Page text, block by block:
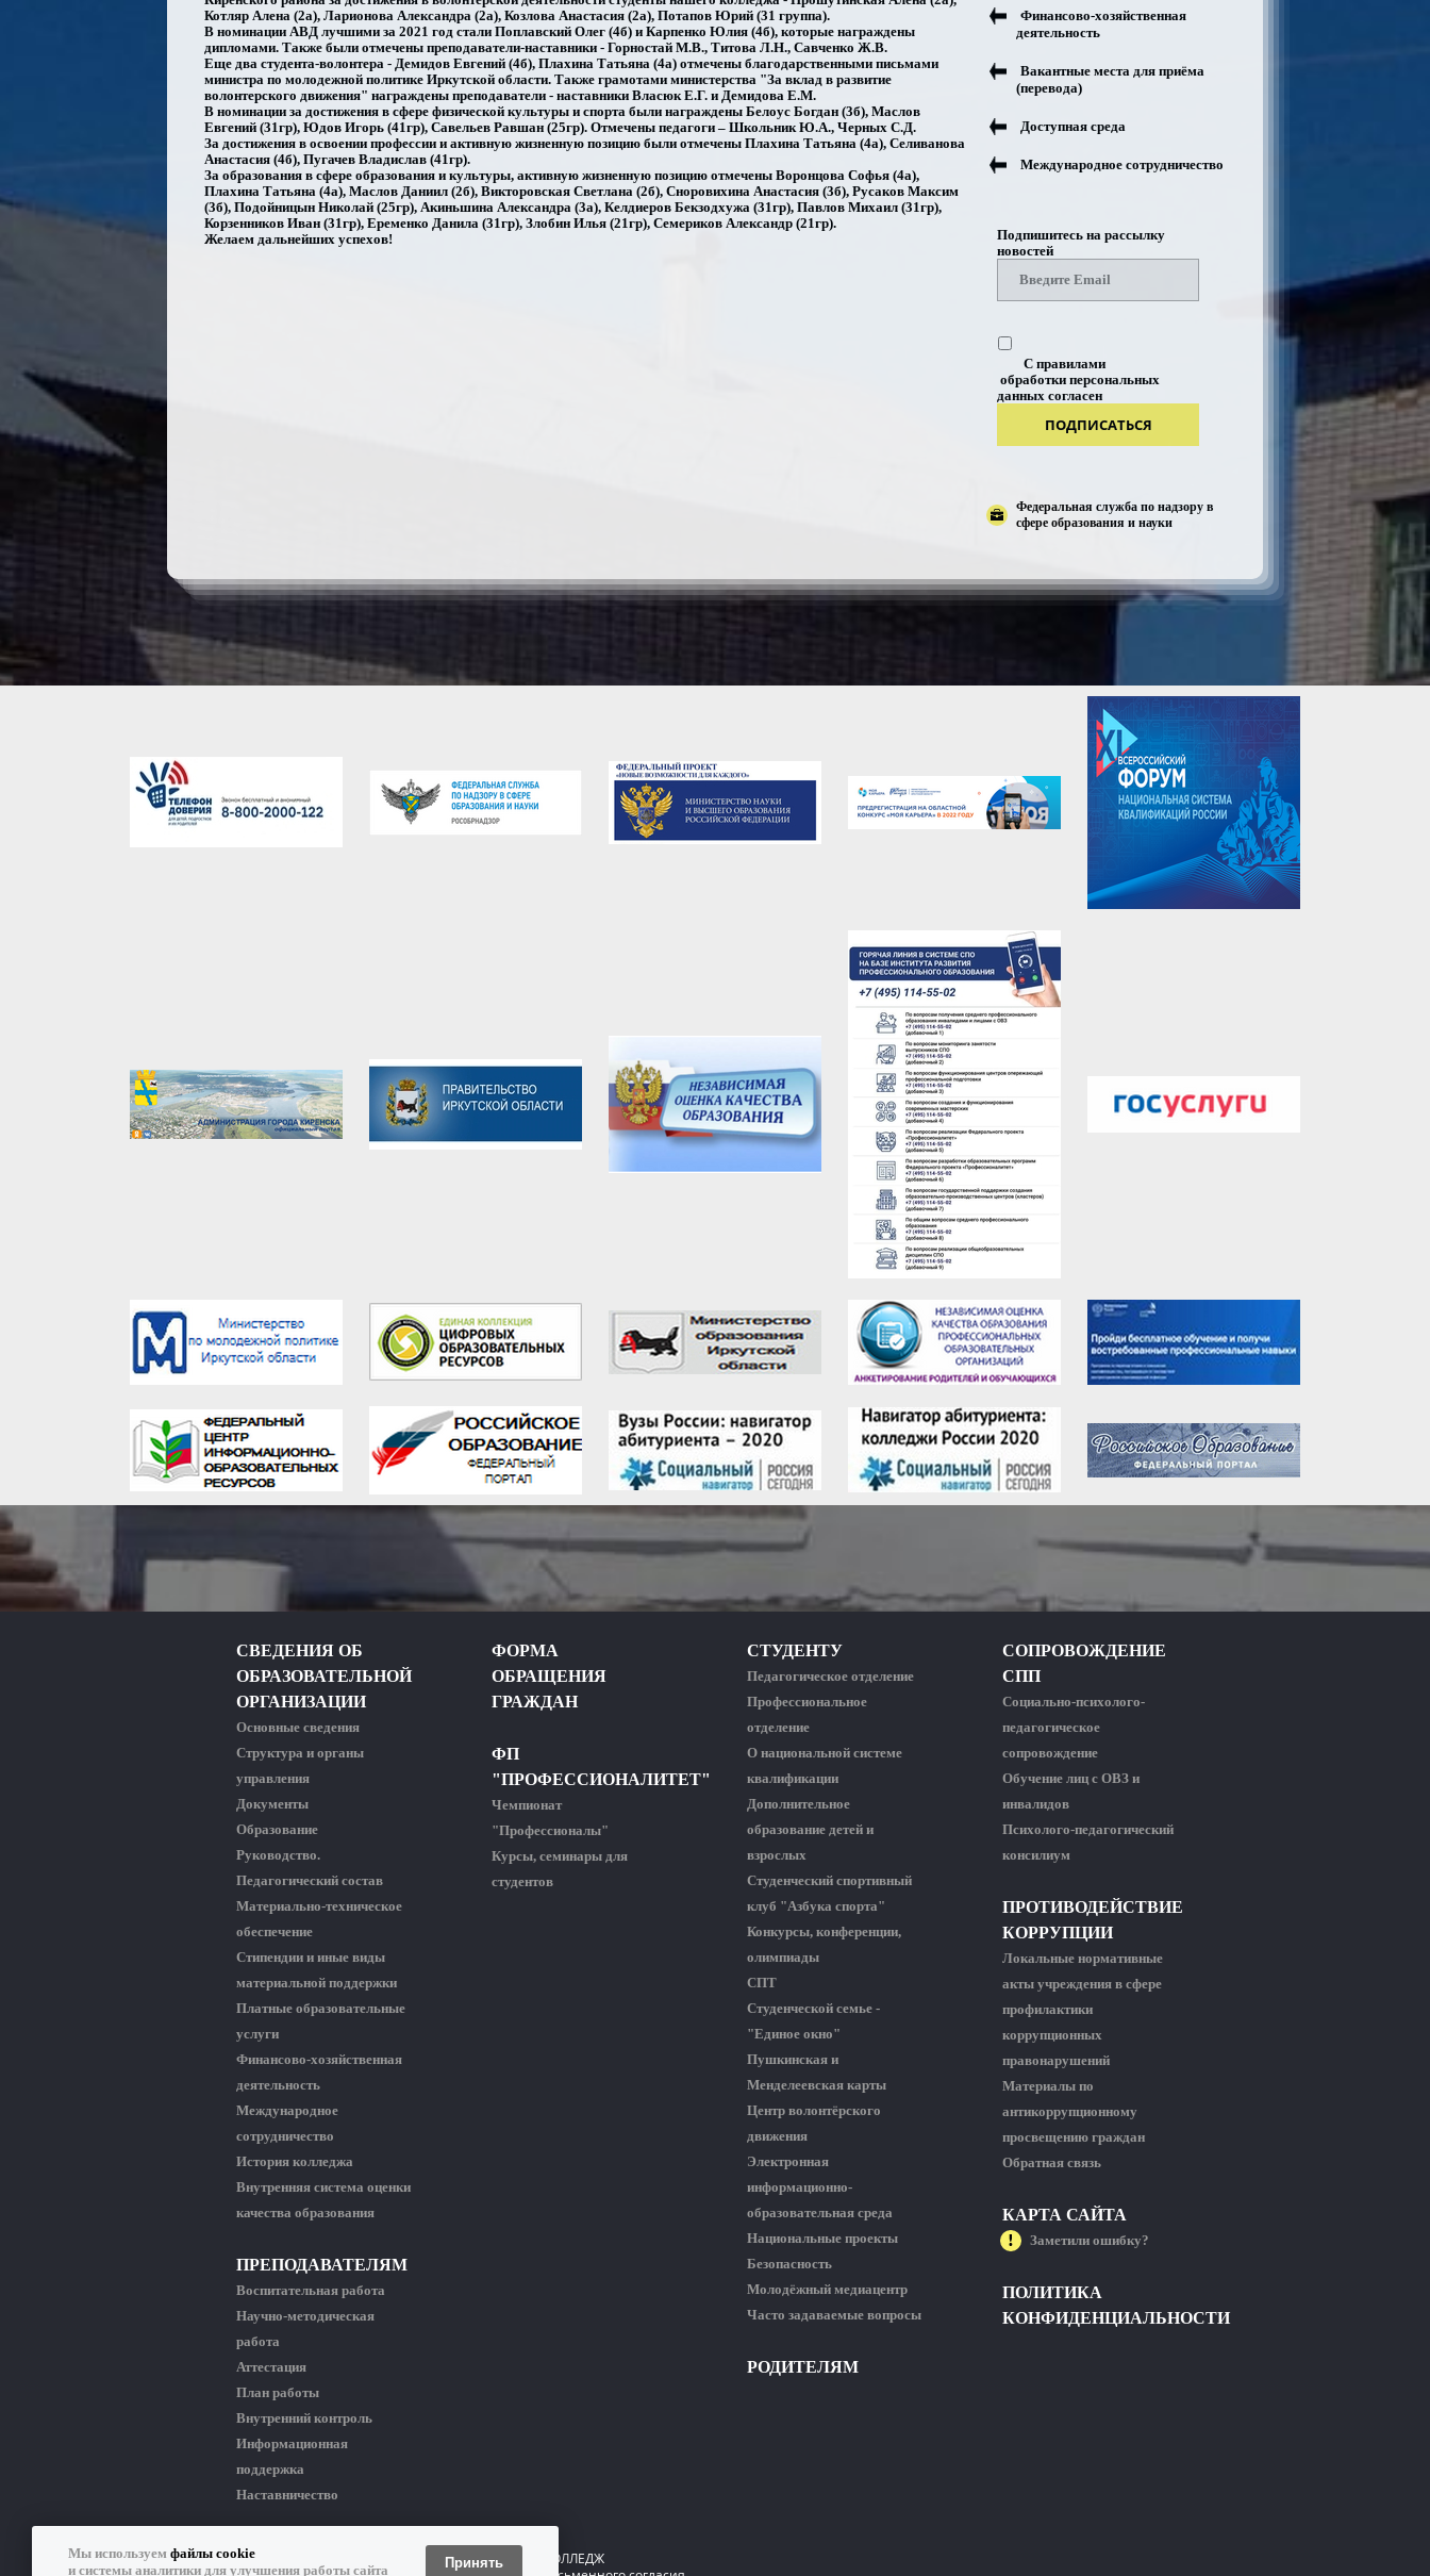
Котляр Алена (2а), Ларионова Александра (2а), Козлова Анастасия (2а), Потапов Юрий (31 группа).
В номинации АВД лучшими за 2021 год стали Поплавский Олег (4б) и Карпенко Юлия (4б), которые награждены
дипломами. Также были отмечены преподаватели-наставники - Горностай М.В., Титова Л.Н., Савченко Ж.В.
Еще два студента-волонтера - Демидов Евгений (4б), Плахина Татьяна (4а) отмечены благодарственными письмами
министра по молодежной политике Иркутской области. Также грамотами министерства "За вклад в развитие
волонтерского движения" награждены преподаватели - наставники Власюк Е.Г. и Демидова Е.М.
В номинации за достижения в сфере физической культуры и спорта были награждены Белоус Богдан (3б), Маслов
Евгений (31гр), Юдов Игорь (41гр), Савельев Равшан (25гр). Отмечены педагоги – Школьник Ю.А., Черных С.Д.
За достижения в освоении профессии и активную жизненную позицию были отмечены Плахина Татьяна (4а), Селиванова
Анастасия (4б), Пугачев Владислав (41гр).
За образования в сфере образования и культуры, активную жизненную позицию отмечены Воронцова Софья (4а),
Плахина Татьяна (4а), Маслов Даниил (2б), Викторовская Светлана (2б), Сноровихина Анастасия (3б), Русаков Максим
(3б), Подойницын Николай (25гр), Акиньшина Александра (3а), Келдиеров Бекзодхужа (31гр), Павлов Михаил (31гр),
Корзенников Иван (31гр), Еременко Данила (31гр), Злобин Илья (21гр), Семериков Александр (21гр).
Желаем дальнейших успехов!
Финансово-хозяйственная
деятельность
Вакантные места для приёма
(перевода)
Доступная среда
Международное сотрудничество
Подпишитесь на рассылку
новостей
С правилами
обработки персональных
данных согласен
ПОДПИСАТЬСЯ
Федеральная служба по надзору в
сфере образования и науки
СВЕДЕНИЯ ОБ
ОБРАЗОВАТЕЛЬНОЙ
ОРГАНИЗАЦИИ
Основные сведения
Структура и органы
управления
Документы
Образование
Руководство.
Педагогический состав
Материально-техническое
обеспечение
Стипендии и иные виды
материальной поддержки
Платные образовательные
услуги
Финансово-хозяйственная
деятельность
Международное
сотрудничество
История колледжа
Внутренняя система оценки
качества образования
ПРЕПОДАВАТЕЛЯМ
Воспитательная работа
Научно-методическая
работа
Аттестация
План работы
Внутренний контроль
Информационная
поддержка
Наставничество
ФОРМА
ОБРАЩЕНИЯ
ГРАЖДАН
ФП
"ПРОФЕССИОНАЛИТЕТ"
Чемпионат
"Профессионалы"
Курсы, семинары для
студентов
СТУДЕНТУ
Педагогическое отделение
Профессиональное
отделение
О национальной системе
квалификации
Дополнительное
образование детей и
взрослых
Студенческий спортивный
клуб "Азбука спорта"
Конкурсы, конференции,
олимпиады
СПТ
Студенческой семье -
"Единое окно"
Пушкинская и
Менделеевская карты
Центр волонтёрского
движения
Электронная
информационно-
образовательная среда
Национальные проекты
Безопасность
Молодёжный медиацентр
Часто задаваемые вопросы
РОДИТЕЛЯМ
СОПРОВОЖДЕНИЕ
СПП
Социально-психолого-
педагогическое
сопровождение
Обучение лиц с ОВЗ и
инвалидов
Психолого-педагогический
консилиум
ПРОТИВОДЕЙСТВИЕ
КОРРУПЦИИ
Локальные нормативные
акты учреждения в сфере
профилактики
коррупционных
правонарушений
Материалы по
антикоррупционному
просвещению граждан
Обратная связь
КАРТА САЙТА
Заметили ошибку?
ПОЛИТИКА
КОНФИДЕНЦИАЛЬНОСТИ
КИРЕНСКИЙ ПРОФЕССИОНАЛЬНО-ПЕДАГОГИЧЕСКИЙ КОЛЛЕДЖ
Мы используем файлы cookie
и системы аналитики для улучшения работы сайта
Принять